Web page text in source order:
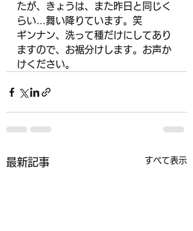
たが、きょうは、また昨日と同じく
らい…舞い降りています。笑
ギンナン、洗って種だけにしてあり
ますので、お裾分けします。お声か
けください。
最新記事 すべて表示